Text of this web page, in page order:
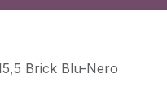
Brick Blu-Nero